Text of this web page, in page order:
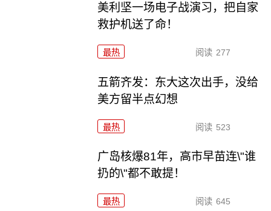
美利坚一场电子战演习，把自家
救护机送了命！
最热 阅读 277
五箭齐发：东大这次出手，没给
美方留半点幻想
最热 阅读 523
广岛核爆81年，高市早苗连\"谁
扔的\"都不敢提！
最热 阅读 645